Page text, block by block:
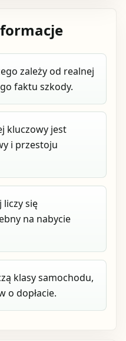
zależy od realnej
faktu szkody.
kluczowy jest
i przestoju
liczy się
na nabycie
klasy samochodu,
o dopłacie.